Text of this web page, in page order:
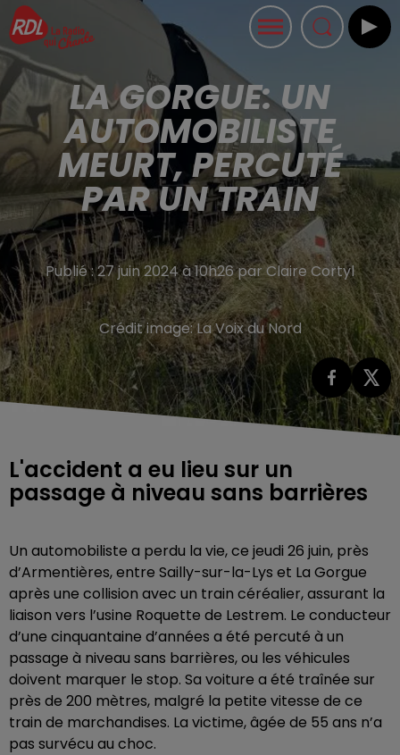
LA GORGUE: UN
AUTOMOBILISTE
MEURT, PERCUTÉ
PAR UN TRAIN
Publié : 27 juin 2024 à 10h26 par Claire Cortyl
Crédit image:La Voix du Nord
L'accident a eu lieu sur un
passage à niveau sans barrières
Un automobiliste a perdu la vie, ce jeudi 26 juin, près
d’Armentières, entre Sailly-sur-la-Lys et La Gorgue
après une collision avec un train céréalier, assurant la
liaison vers l’usine Roquette de Lestrem. Le conducteur
d’une cinquantaine d’années a été percuté à un
passage à niveau sans barrières, ou les véhicules
doivent marquer le stop. Sa voiture a été traînée sur
près de 200 mètres, malgré la petite vitesse de ce
train de marchandises. La victime, âgée de 55 ans n’a
pas survécu au choc.